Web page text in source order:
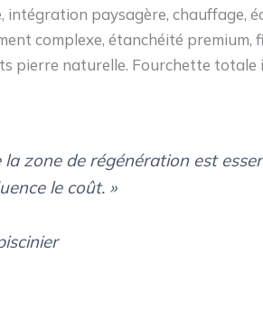
paysagère, chauffage,
complexe, étanchéité
pierre naturelle. Fourchette totale
zone de régénération est
le coût. »